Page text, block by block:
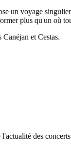
un voyage singulier
plus qu'un où
et Cestas.
des